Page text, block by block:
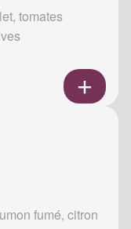
tomates
fumé, citron